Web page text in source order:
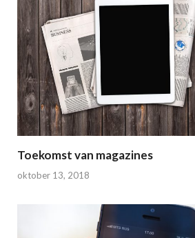
Toekomst van magazines
oktober 13, 2018